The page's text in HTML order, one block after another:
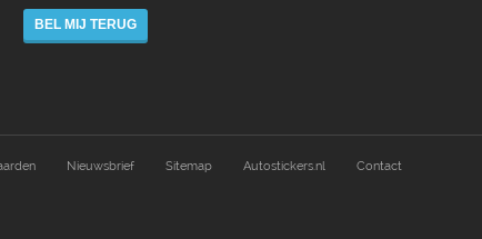
BEL MIJ TERUG
Nieuwsbrief Sitemap Autostickers.nl Contact